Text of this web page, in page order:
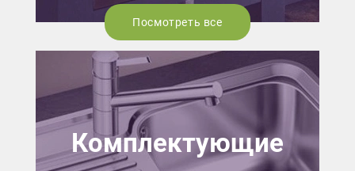
Посмотреть все
Комплектующие